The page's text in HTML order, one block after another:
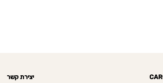
יצירת קשר